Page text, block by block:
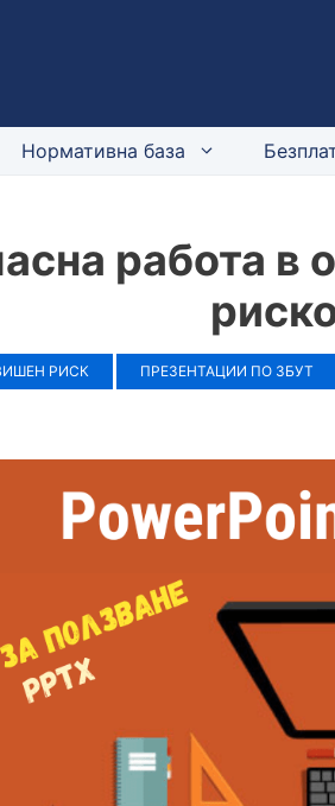
Нормативна база
работа в
РИСК ПРЕЗЕНТАЦИИ ПО ЗБУТ